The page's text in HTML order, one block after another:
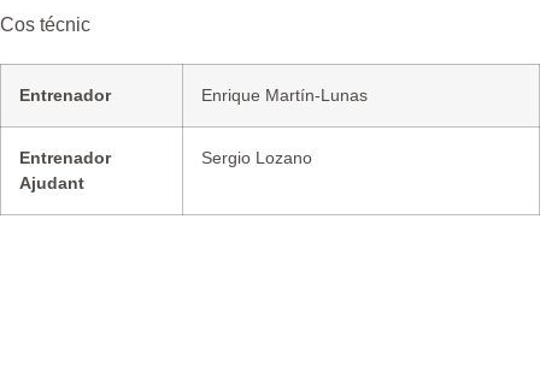
Cos técnic
Entrenador Enrique Martín-Lunas
Entrenador
Ajudant
Sergio Lozano